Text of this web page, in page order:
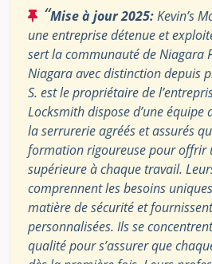
“Mise à jour 2025:Kevin’s
une entreprise détenue et
sert la communauté de Niagara
Niagara avec distinction depuis
S. est le propriétaire de
Locksmith dispose d’une équipe
la serrurerie agréés et assurés
formation rigoureuse pour offrir
supérieure à chaque travail.
comprennent les besoins
matière de sécurité et
personnalisées. Ils se
qualité pour s’assurer que